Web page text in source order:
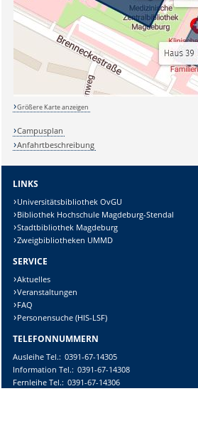
Größere Karte anzeigen
Campusplan
Anfahrtbeschreibung
LINKS
Universitätsbibliothek OvGU
Bibliothek Hochschule Magdeburg-Stendal
Stadtbibliothek Magdeburg
Zweigbibliotheken UMMD
SERVICE
Aktuelles
Veranstaltungen
FAQ
Personensuche (HIS-LSF)
TELEFONNUMMERN
AusleiheTel.: 0391-67-14305
Information Tel.: 0391-67-14308
FernleiheTel.: 0391-67-14306